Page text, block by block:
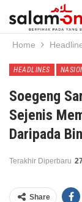
Home
HEADLINES
Soegeng
Sejenis
Daripada
Terakhir Diperbaru
Share